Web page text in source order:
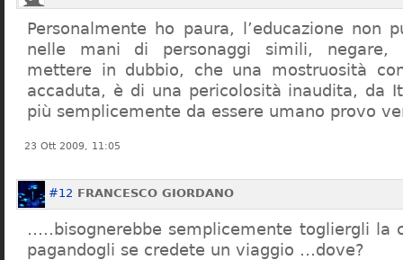
Personalmente ho paura, l’educazione non
nelle mani di personaggi simili, negare,
mettere in dubbio, che una mostruosità
accaduta, è di una pericolosità inaudita, da
più semplicemente da essere umano provo
23 Ott 2009, 11:05
#12 FRANCESCO GIORDANO
…..bisognerebbe semplicemente togliergli la
pagandogli se credete un viaggio …dove?